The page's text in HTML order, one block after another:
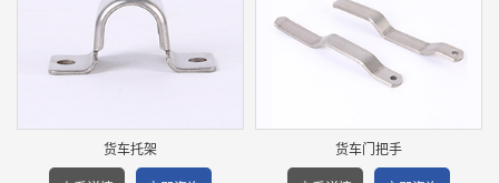
货车托架 货车门把手